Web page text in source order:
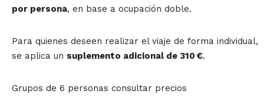
por persona, en base a ocupación doble.
Para quienes deseen realizar el viaje de forma individual,
se aplica un suplemento adicional de 310 €.
Grupos de 6 personas consultar precios